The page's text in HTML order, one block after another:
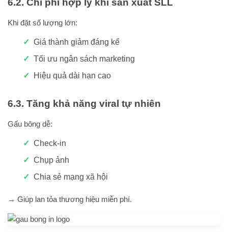
6.2. Chi phí hợp lý khi sản xuất SLL
Khi đặt số lượng lớn:
Giá thành giảm đáng kể
Tối ưu ngân sách marketing
Hiệu quả dài hạn cao
6.3. Tăng khả năng viral tự nhiên
Gấu bông dễ:
Check-in
Chụp ảnh
Chia sẻ mạng xã hội
→ Giúp lan tỏa thương hiệu miễn phí.